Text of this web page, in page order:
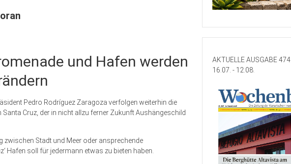
und Hafen werden
Pedro Rodríguez Zaragoza verfolgen weiterhin die
Cruz, der in nicht allzu ferner Zukunft Aushängeschild
zwischen Stadt und Meer oder ansprechende
Hafen soll für jedermann etwas zu bieten haben.
AKTUELLE AUSGABE 474
16.07. - 12.08.